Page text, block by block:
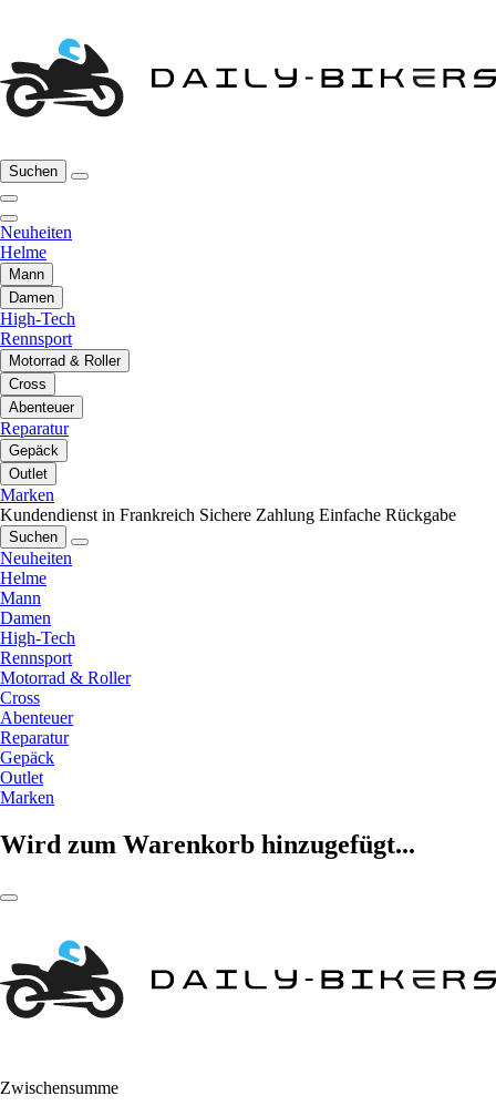
Suchen
Neuheiten
Helme
Mann
Damen
High-Tech
Rennsport
Motorrad & Roller
Cross
Abenteuer
Reparatur
Gepäck
Outlet
Marken
Kundendienst in Frankreich Sichere Zahlung Einfache Rückgabe
Suchen
Neuheiten
Helme
Mann
Damen
High-Tech
Rennsport
Motorrad & Roller
Cross
Abenteuer
Reparatur
Gepäck
Outlet
Marken
Wird zum Warenkorb hinzugefügt...
Zwischensumme